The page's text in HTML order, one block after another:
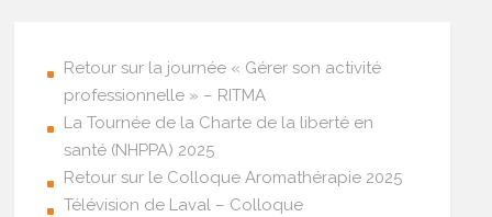
Retour sur la journée « Gérer son activité
professionnelle » – RITMA
La Tournée de la Charte de la liberté en
santé (NHPPA) 2025
Retour sur le Colloque Aromathérapie 2025
Télévision de Laval – Colloque